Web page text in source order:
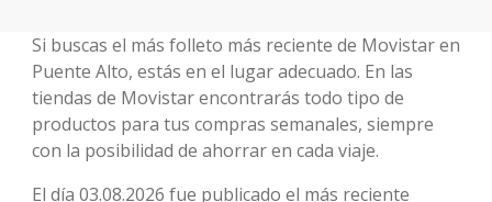
Si buscas el más folleto más reciente de Movistar en
Puente Alto, estás en el lugar adecuado. En las
tiendas de Movistar encontrarás todo tipo de
productos para tus compras semanales, siempre
con la posibilidad de ahorrar en cada viaje.
El día 03.08.2026 fue publicado el más reciente